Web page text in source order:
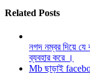
Related Posts
নগদ নম্বর দিয়ে
ব্যবহার করে ।
Mb ছাড়াই